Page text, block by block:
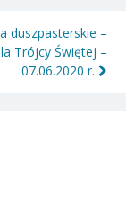
duszpasterskie –
Trójcy Świętej –
07.06.2020 r.